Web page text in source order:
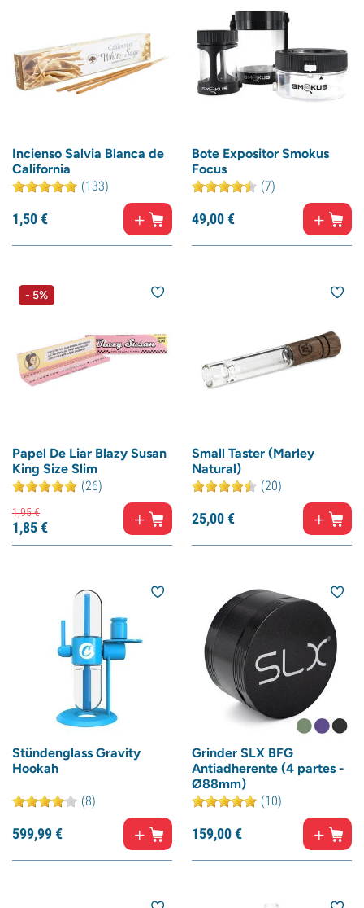
Incienso Salvia Blanca de
California
(133)
1,50€
Bote Expositor Smokus
Focus
(7)
49,00€
- 5%
Papel De Liar Blazy Susan
King Size Slim
(26)
1,95€
1,85€
Small Taster (Marley
Natural)
(20)
25,00€
Stündenglass Gravity
Hookah
(8)
599,99€
Grinder SLX BFG
Antiadherente (4 partes -
Ø88mm)
(10)
159,00€